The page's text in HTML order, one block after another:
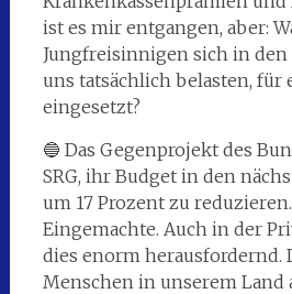
ist es mir entgangen, aber:
Jungfreisinnigen sich in den
uns tatsächlich belasten, für
eingesetzt?
🔵 Das Gegenprojekt des
SRG, ihr Budget in den
um 17 Prozent zu
Eingemachte. Auch in der
dies enorm herausfordernd.
Menschen in unserem Land